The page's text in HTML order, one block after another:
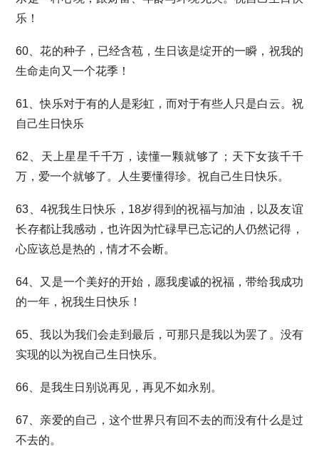
乐！
60、花的种子，已经含苞，生日该是绽开的一瞬，祝我的
生命走向又一个花季！
61、快乐对于有的人是彩虹，而对于有些人只是白云。祝
自己生日快乐
62、天上星星千千万，读懂一颗就够了；天下女孩千千
万，爱一个就够了。人生要懂得珍。祝自己生日快乐。
63、4祝我生日快乐，18岁得到的祝福与加油，以及友谊
长存都让我感动，也许因为忙碌早已忘记的人仍然记得，
心应该总是热的，情才不会断。
64、又是一个美好的开始，愿我虔诚的祝福，带给我成功
的一年，祝我生日快乐！
65、我以为我们会走到最后，可那只是我以为罢了。没有
实现的以为祝自己生日快乐。
66、是我生日别说再见，再见不如永别。
67、亲爱的自己，这个世界只有回不去的而没有什么是过
不去的。